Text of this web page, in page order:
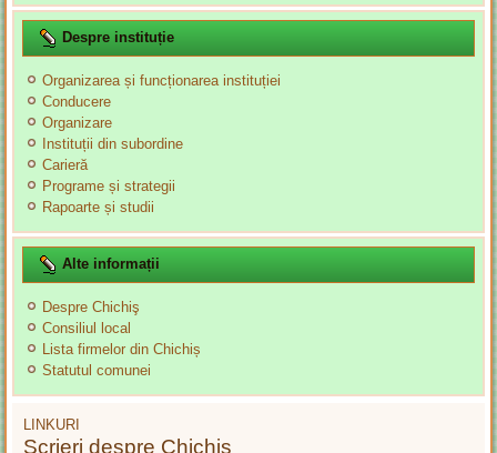
Despre instituție
Organizarea și funcționarea instituției
Conducere
Organizare
Instituții din subordine
Carieră
Programe și strategii
Rapoarte și studii
Alte informații
Despre Chichiş
Consiliul local
Lista firmelor din Chichiș
Statutul comunei
LINKURI
Scrieri despre Chichiș